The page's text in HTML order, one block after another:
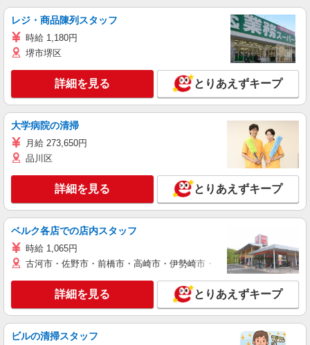
レジ・商品陳列スタッフ
時給 1,180円
堺市堺区
詳細を見る とりあえずキープ
大学病院の清掃
月給 273,650円
品川区
詳細を見る とりあえずキープ
ベルク各店での店内スタッフ
時給 1,065円
古河市・佐野市・前橋市・高崎市・伊勢崎市・太田市・館林市・藤
詳細を見る とりあえずキープ
ビルの清掃スタッフ